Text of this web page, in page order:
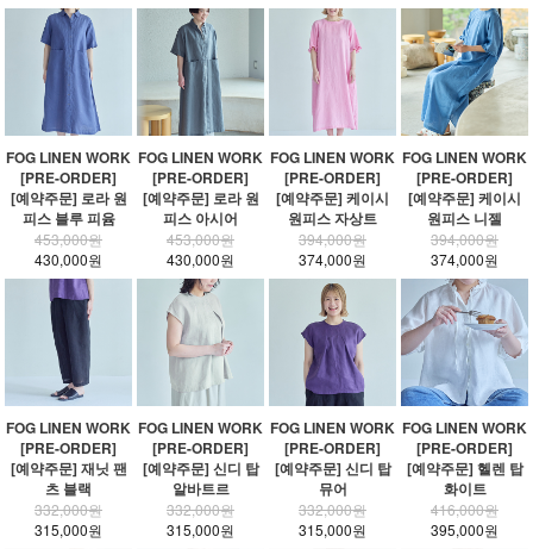
FOG LINEN WORK
[PRE-ORDER]
[예약주문] 로라 원
피스 블루 피윰
453,000원
430,000원
FOG LINEN WORK
[PRE-ORDER]
[예약주문] 로라 원
피스 아시어
453,000원
430,000원
FOG LINEN WORK
[PRE-ORDER]
[예약주문] 케이시
원피스 자상트
394,000원
374,000원
FOG LINEN WORK
[PRE-ORDER]
[예약주문] 케이시
원피스 니젤
394,000원
374,000원
FOG LINEN WORK
[PRE-ORDER]
[예약주문] 재닛 팬
츠 블랙
332,000원
315,000원
FOG LINEN WORK
[PRE-ORDER]
[예약주문] 신디 탑
알바트르
332,000원
315,000원
FOG LINEN WORK
[PRE-ORDER]
[예약주문] 신디 탑
뮤어
332,000원
315,000원
FOG LINEN WORK
[PRE-ORDER]
[예약주문] 헬렌 탑
화이트
416,000원
395,000원